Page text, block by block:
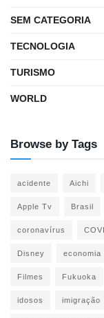
SEM CATEGORIA
TECNOLOGIA
TURISMO
WORLD
Browse by Tags
acidente Aichi
Apple Tv Brasil
coronavírus
Disney economia
Filmes Fukuoka
idosos imigração